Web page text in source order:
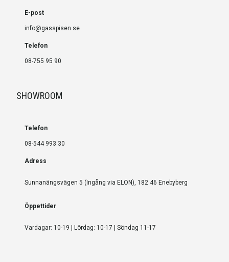
E-post
info@gasspisen.se
Telefon
08-755 95 90
SHOWROOM
Telefon
08-544 993 30
Adress
Sunnanängsvägen 5 (Ingång via ELON), 182 46 Enebyberg
Öppettider
Vardagar: 10-19 | Lördag: 10-17 | Söndag 11-17